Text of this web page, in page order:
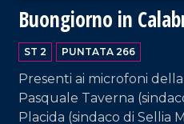
Buongiorno in
ST 2 PUNTATA 266
Presenti ai microfoni
Pasquale Taverna
Placida (sindaco di Sellia
VAI AL TITOLO